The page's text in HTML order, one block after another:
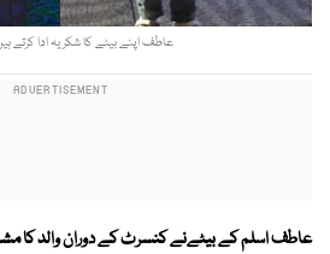
عاطف اپنے بیٹے کا شکریہ ادا کرتے
عاطف اسلم کے بیٹےنے کنسرٹ کے دوران والد کا